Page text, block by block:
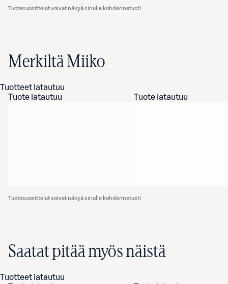
Tuotesuosittelut voivat näkyä sinulle kohdennetusti
Merkiltä Miiko
Tuotteet latautuu
Tuote latautuu
Tuote latautuu
Tuotesuosittelut voivat näkyä sinulle kohdennetusti
Saatat pitää myös näistä
Tuotteet latautuu